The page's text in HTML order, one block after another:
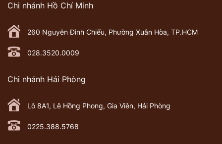
Chi nhánh Hồ Chí Minh
260 Nguyễn Đình Chiểu, Phường Xuân Hòa, TP.HCM
028.3520.0009
Chi nhánh Hải Phòng
Lô 8A1, Lê Hồng Phong, Gia Viên, Hải Phòng
0225.388.5768